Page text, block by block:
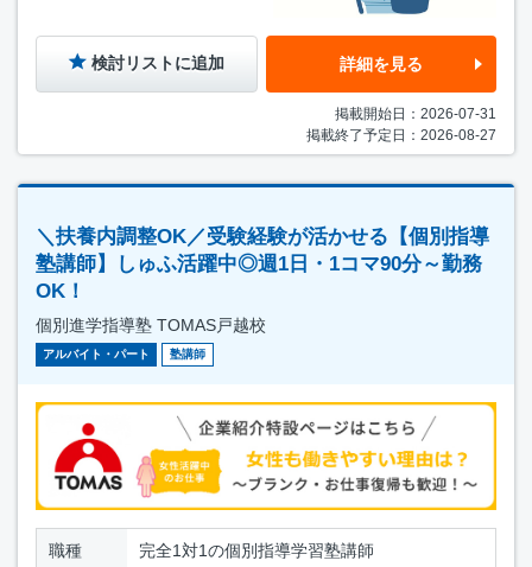
検討リストに追加 詳細を見る
掲載開始日：2026-07-31
掲載終了予定日：2026-08-27
＼扶養内調整OK／受験経験が活かせる【個別指導
塾講師】しゅふ活躍中◎週1日・1コマ90分～勤務
OK！
個別進学指導塾 TOMAS戸越校
アルバイト・パート 塾講師
職種 完全1対1の個別指導学習塾講師